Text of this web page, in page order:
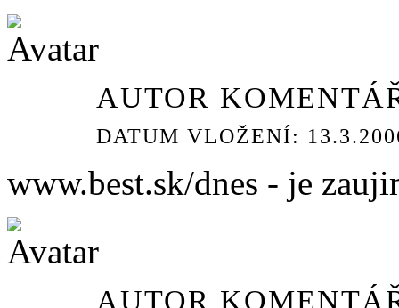
AUTOR
DATUM VLOŽENÍ:
www.best.sk/dnes - je
AUTOR